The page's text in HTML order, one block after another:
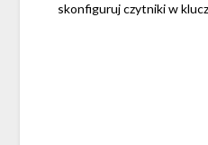
skonfiguruj czytniki w